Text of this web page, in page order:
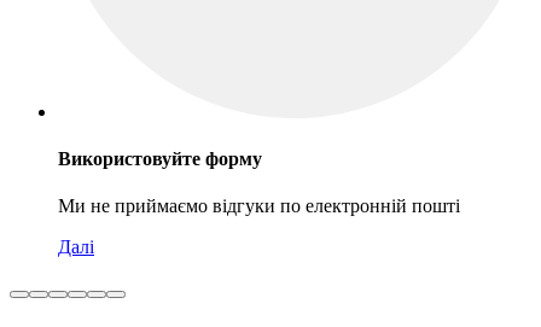
Використовуйте форму
Ми не приймаємо відгуки по електронній пошті
Далі